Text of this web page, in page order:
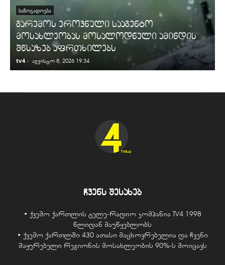
ᲡᲐᲖᲝᲒᲐᲓᲝᲔᲑᲐ
გარემოს ეროვნული სააგენტო
მოსახლეობას მოსალოდნელი ამინდის
შწსაზებ აფრთხილებს
tv4 - აგვისტო 8, 2026 19:34
ჩვენს შესახებ
• ქვემო ქართლის ტელე-რადიო კომპანია TV4 1998
წლიდან მაუწყებლობს
• ქვემო ქართლში 430 ათასი მაცხოვრებელია და ჩვენი
მაყურებელი რეგიონის მოსახლეობის 90%-ს მოიცავს